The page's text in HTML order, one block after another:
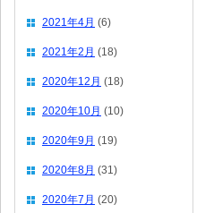
2021年4月 (6)
2021年2月 (18)
2020年12月 (18)
2020年10月 (10)
2020年9月 (19)
2020年8月 (31)
2020年7月 (20)